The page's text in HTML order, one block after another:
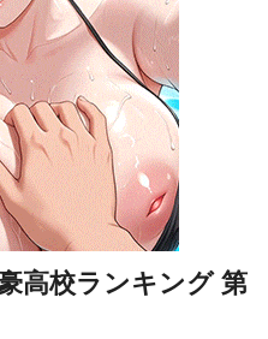
高校ランキング 第